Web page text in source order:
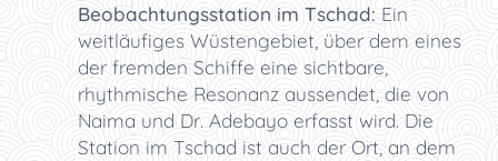
Beobachtungsstation im Tschad: Ein
weitläufiges Wüstengebiet, über dem eines
der fremden Schiffe eine sichtbare,
rhythmische Resonanz aussendet, die von
Naima und Dr. Adebayo erfasst wird. Die
Station im Tschad ist auch der Ort, an dem